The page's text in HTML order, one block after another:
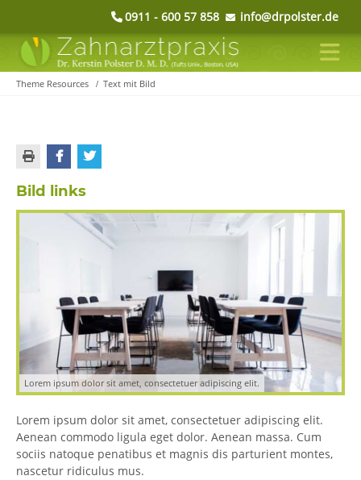
0911 - 600 57 858 info@drpolster.de
Theme Resources Text mit Bild
Bild links
Lorem ipsum dolor sit amet, consectetuer adipiscing elit.
Lorem ipsum dolor sit amet, consectetuer adipiscing elit.
Aenean commodo ligula eget dolor. Aenean massa. Cum
sociis natoque penatibus et magnis dis parturient montes,
nascetur ridiculus mus.